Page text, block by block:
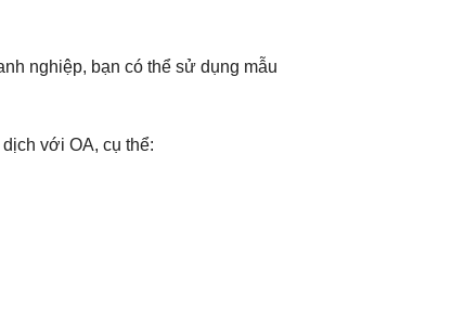
nghiệp, bạn có thể sử dụng mẫu
với OA, cụ thể: